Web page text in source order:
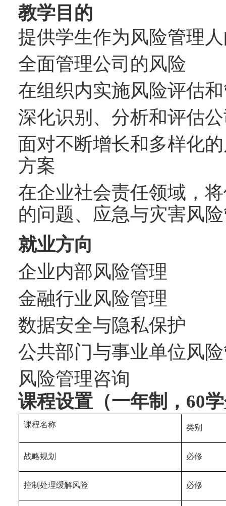
教学目的
提供学生作为风险管理
全面管理公司的风险
在组织内实施风险评估
深化识别、分析和评估
面对不断增长和多样化
方案
在企业社会责任领域，
的问题、应急与灾害风
就业方向
企业内部风险管理
金融行业风险管理
数据安全与隐私保护
公共部门与事业单位风
风险管理咨询
课程设置（一年制， 60
课程名称 类别
战略规划 必修
控制处理缓解风险 必修